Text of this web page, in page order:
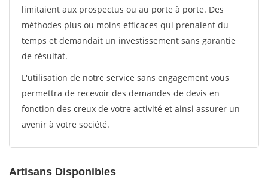
limitaient aux prospectus ou au porte à porte. Des
méthodes plus ou moins efficaces qui prenaient du
temps et demandait un investissement sans garantie
de résultat.
L'utilisation de notre service sans engagement vous
permettra de recevoir des demandes de devis en
fonction des creux de votre activité et ainsi assurer un
avenir à votre société.
Artisans Disponibles